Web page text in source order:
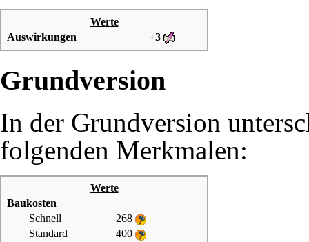
Werte
Auswirkungen
+3
Grundversion
In der Grundversion
folgenden Merkmalen:
Werte
Baukosten
Schnell
268
Standard
400